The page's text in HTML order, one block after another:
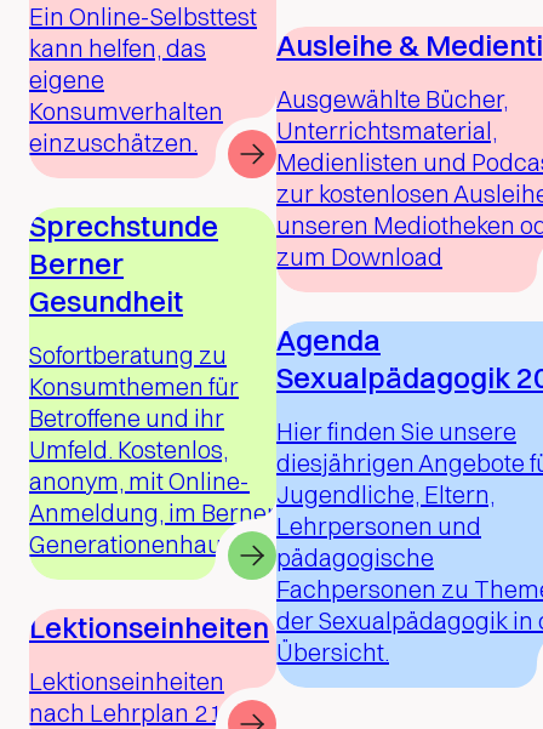
Ein Online-Selbsttest
kann helfen, das
eigene
Konsumverhalten
einzuschätzen.
Sprechstunde
Berner
Gesundheit
Sofortberatung zu
Konsumthemen für
Betroffene und ihr
Umfeld. Kostenlos,
anonym, mit Online-
Anmeldung, im Berner
Generationenhaus.
Lektionseinheiten
Lektionseinheiten
nach Lehrplan 21
Ausleihe &
Ausgewählte Bücher,
Unterrichtsmaterial,
Medienlisten und
zur kostenlosen
unseren Mediotheken
zum Download
Agenda
Sexualpädagogik
Hier finden Sie unsere
diesjährigen Angebote
Jugendliche, Eltern,
Lehrpersonen und
pädagogische
Fachpersonen zu
der Sexualpädagogik in
Übersicht.